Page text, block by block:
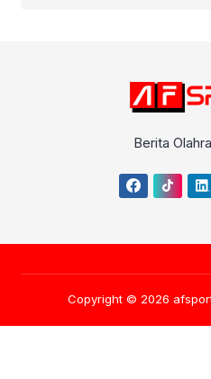
Berita
Copyright © 2026